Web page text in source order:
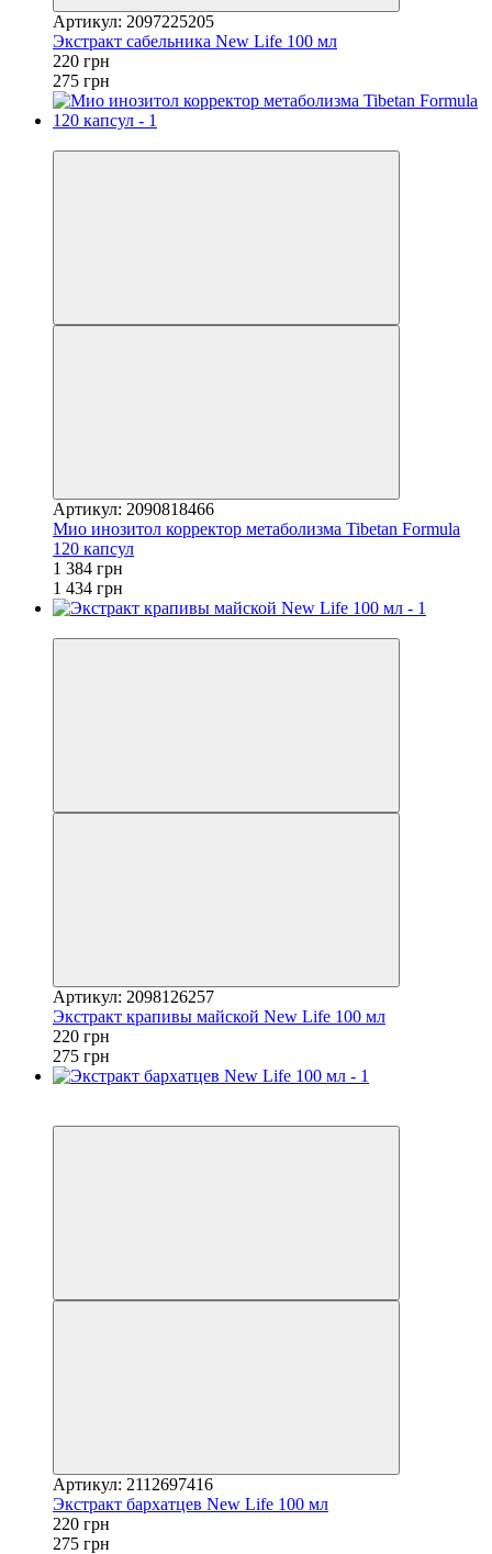
Артикул: 2097225205
Экстракт сабельника New Life 100 мл
220 грн
275 грн
Артикул: 2090818466
Мио инозитол корректор метаболизма Tibetan Formula
120 капсул
1 384 грн
1 434 грн
Артикул: 2098126257
Экстракт крапивы майской New Life 100 мл
220 грн
275 грн
Артикул: 2112697416
Экстракт бархатцев New Life 100 мл
220 грн
275 грн